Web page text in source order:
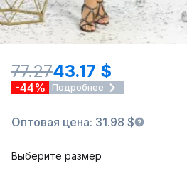
77.2743.17 $
-44% Подробнее
Оптовая цена: 31.98 $
Выберите размер